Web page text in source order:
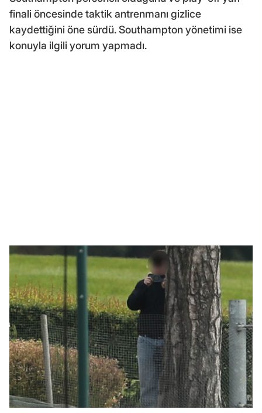
finali öncesinde taktik antrenmanı gizlice
kaydettiğini öne sürdü. Southampton yönetimi ise
konuyla ilgili yorum yapmadı.